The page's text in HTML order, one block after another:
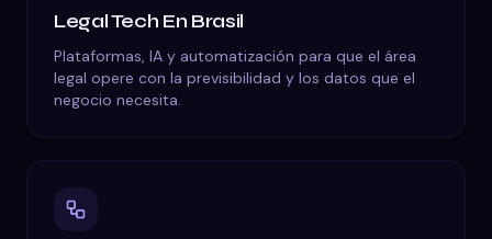
Legal Tech En Brasil
Plataformas, IA y automatización para que el área
legal opere con la previsibilidad y los datos que el
negocio necesita.